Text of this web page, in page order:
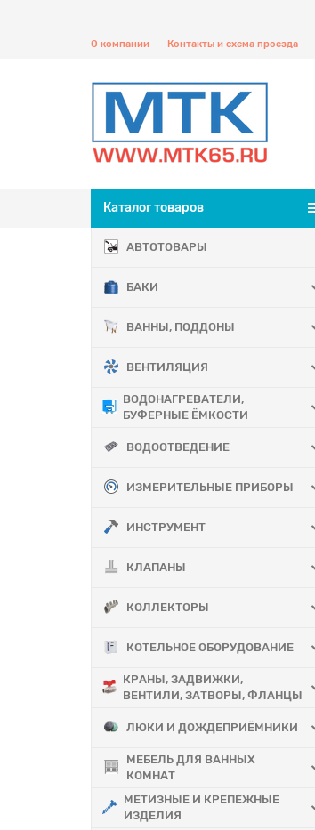
О компании Контакты и схема проезда
Каталог товаров
АВТОТОВАРЫ
БАКИ
ВАННЫ, ПОДДОНЫ
ВЕНТИЛЯЦИЯ
ВОДОНАГРЕВАТЕЛИ,
БУФЕРНЫЕ ЁМКОСТИ
ВОДООТВЕДЕНИЕ
ИЗМЕРИТЕЛЬНЫЕ ПРИБОРЫ
ИНСТРУМЕНТ
КЛАПАНЫ
КОЛЛЕКТОРЫ
КОТЕЛЬНОЕ ОБОРУДОВАНИЕ
КРАНЫ, ЗАДВИЖКИ,
ВЕНТИЛИ, ЗАТВОРЫ, ФЛАНЦЫ
ЛЮКИ И ДОЖДЕПРИЁМНИКИ
МЕБЕЛЬ ДЛЯ ВАННЫХ
КОМНАТ
МЕТИЗНЫЕ И КРЕПЕЖНЫЕ
ИЗДЕЛИЯ